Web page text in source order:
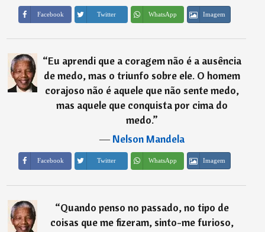
Facebook Twitter WhatsApp Imagem
“Eu aprendi que a coragem não é a ausência
de medo, mas o triunfo sobre ele. O homem
corajoso não é aquele que não sente medo,
mas aquele que conquista por cima do
medo.”
―Nelson Mandela
Facebook Twitter WhatsApp Imagem
“Quando penso no passado, no tipo de
coisas que me fizeram, sinto-me furioso,